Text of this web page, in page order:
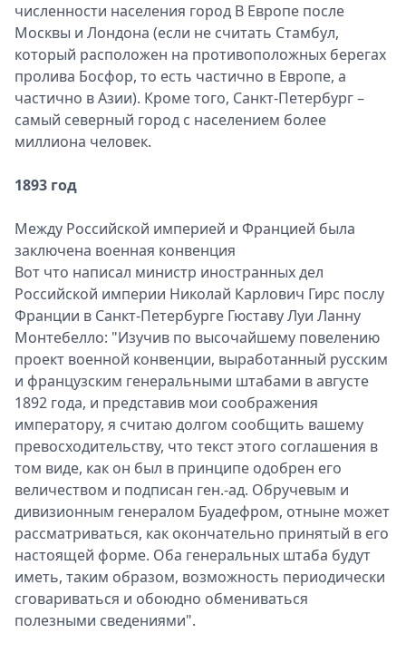
численности населения город В Европе после
Москвы и Лондона (если не считать Стамбул,
который расположен на противоположных берегах
пролива Босфор, то есть частично в Европе, а
частично в Азии). Кроме того, Санкт-Петербург –
самый северный город с населением более
миллиона человек.
1893 год
Между Российской империей и Францией была
заключена военная конвенция
Вот что написал министр иностранных дел
Российской империи Николай Карлович Гирс послу
Франции в Санкт-Петербурге Гюставу Луи Ланну
Монтебелло: "Изучив по высочайшему повелению
проект военной конвенции, выработанный русским
и французским генеральными штабами в августе
1892 года, и представив мои соображения
императору, я считаю долгом сообщить вашему
превосходительству, что текст этого соглашения в
том виде, как он был в принципе одобрен его
величеством и подписан ген.-ад. Обручевым и
дивизионным генералом Буадефром, отныне может
рассматриваться, как окончательно принятый в его
настоящей форме. Оба генеральных штаба будут
иметь, таким образом, возможность периодически
сговариваться и обоюдно обмениваться
полезными сведениями".